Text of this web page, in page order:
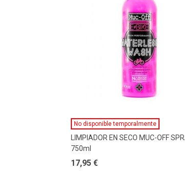
Ver Más
No disponible temporalmente
LIMPIADOR EN SECO MUC-OFF
750ml
17,95 €